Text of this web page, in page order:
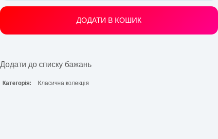
ДОДАТИ В КОШИК
Додати до списку бажань
Категорія: Класична колекція